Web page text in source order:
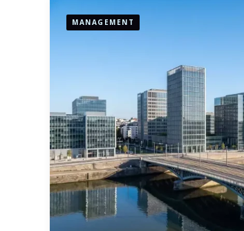
MANAGEMENT